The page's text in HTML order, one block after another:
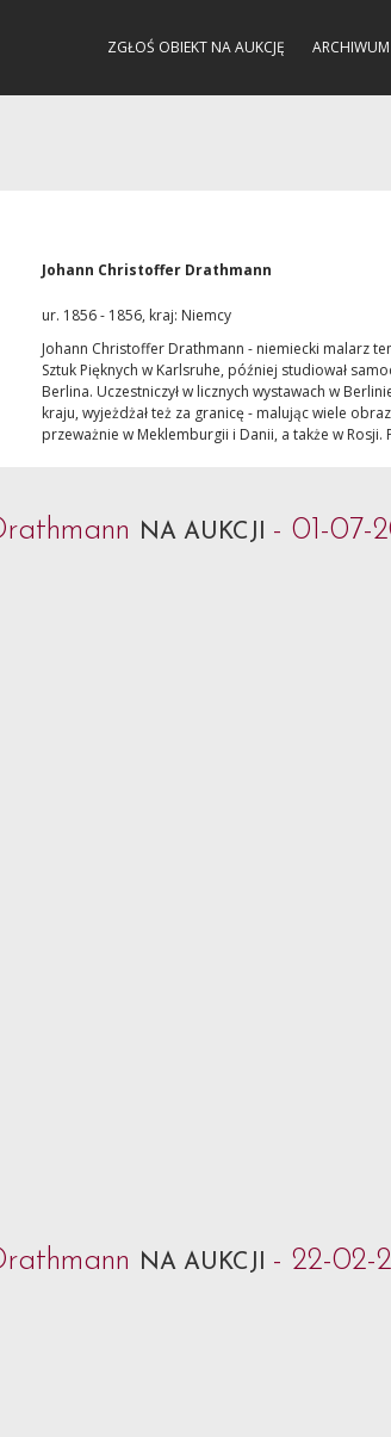
ZGŁOŚ OBIEKT NA AUKCJĘ
Johann Christoffer Drathmann
ur. 1856 - 1856, kraj: Niemcy
Johann Christoffer Drathmann - niemiecki malarz
Sztuk Pięknych w Karlsruhe, później studiował
Berlina. Uczestniczył w licznych wystawach w
kraju, wyjeżdżał też za granicę - malując wiele
przeważnie w Meklemburgii i Danii, a także w
NA AUKCJI - 01-07-
NA AUKCJI - 22-02-